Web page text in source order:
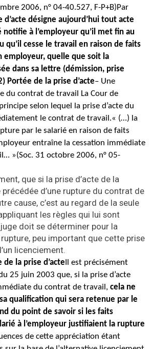
2006, n° 04-40.527, F-P+B)Par
d’acte désigne aujourd’hui tout acte
notifie à l’employeur qu’il met fin au
qu’il cesse le travail en raison de faits
employeur, quelle que soit la
dans sa lettre (démission, prise
Portée de la prise d’acte– Une
du contrat de travail
La Cour de
selon lequel la prise d’acte du
le contrat de travail.« (…) la
par le salarié en raison de faits
entraîne la cessation immédiate
»(Soc. 31 octobre 2006, n° 05-
que si la prise d’acte de la
précédée d’une rupture du contrat de
cause, c’est au regard de la seule
les règles qui lui sont
doit se déterminer pour la
peu important que cette prise
licenciement.
la prise d’acte Il est précisément
25 juin 2003 que, si la prise d’acte
du contrat de travail, cela ne
qualification qui sera retenue par le
du point de savoir si les faits
à l’employeur justifiaient la rupture
de cette appréciation étant